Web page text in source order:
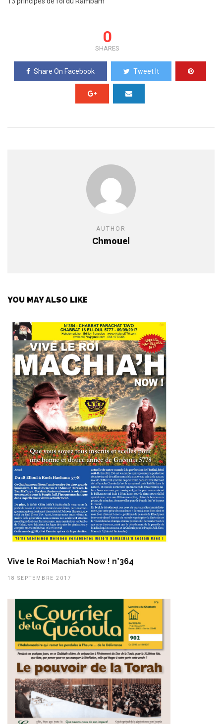
0
SHARES
Share On Facebook Tweet It
AUTHOR
Chmouel
YOU MAY ALSO LIKE
Vive le Roi Machia’h Now ! n°364
18 SEPTEMBRE 2017